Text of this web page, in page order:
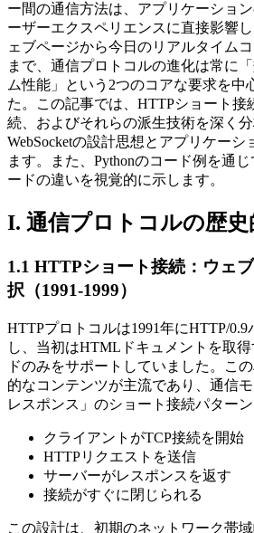
ー間の通信方法は、アプリケーショ
ーザーエクスペリエンスに直接影響
ェブページから今日のリアルタイム
まで、通信プロトコルの進化は常に
ム性能」という2つのコアな要求を中
た。この記事では、HTTPショート接
続、およびそれらの派生技術を深く
WebSocketの設計思想とアプリケーシ
ます。また、Pythonのコード例を通
ードの違いを視覚的に示します。
I. 通信プロトコルの歴史
1.1 HTTPショート接続：ウェ
択（1991-1999）
HTTPプロトコルは1991年にHTTP/
し、当初はHTMLドキュメントを取
ドのみをサポートしていました。こ
的なコンテンツが主流であり、通信
レスポンス」のショート接続パター
クライアントがTCP接続を開始
HTTPリクエストを送信
サーバーがレスポンスを返す
接続がすぐに閉じられる
この設計は、初期のネットワーク帯